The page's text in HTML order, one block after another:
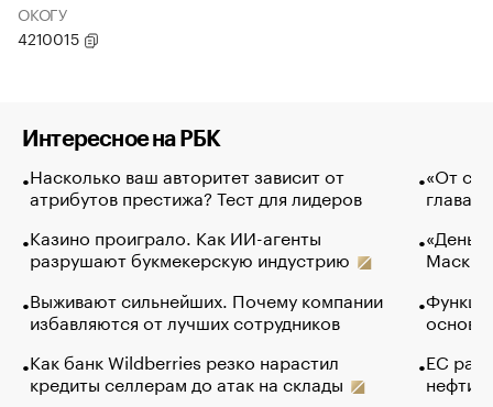
ОКОГУ
4210015
Интересное на РБК
Насколько ваш авторитет зависит от
атрибутов престижа? Тест для лидеров
Казино проиграло. Как ИИ-агенты
разрушают букмекерскую индустрию
Выживают сильнейших. Почему компании
избавляются от лучших сотрудников
Как банк Wildberries резко нарастил
кредиты селлерам до атак на склады
«От
глава
Маск в
основ
ЕС
нефти